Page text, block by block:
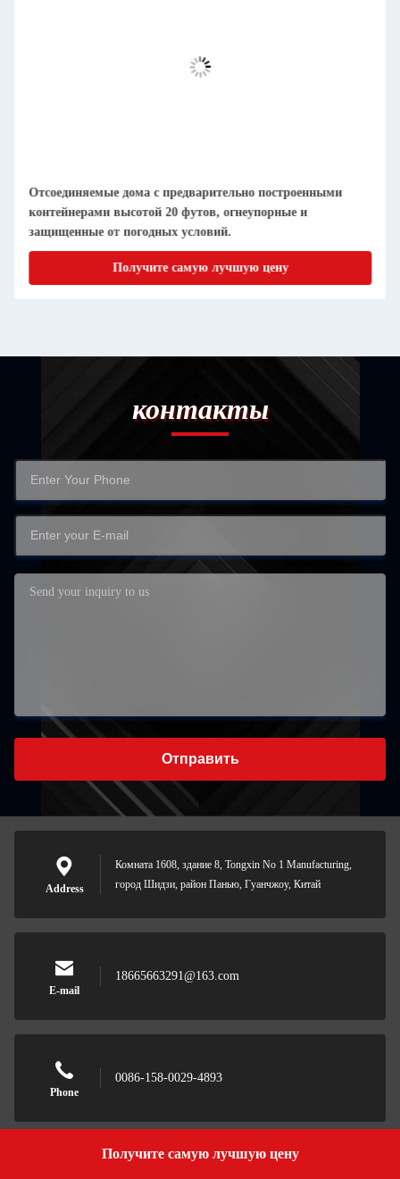
Получите самую лучшую цену
дома с предварительно построенными
20 футов, огнеупорные и
погодных условий.
Получите самую лучшую цену
Компактные,
очищаемые и
контакты
Отправить
Address
Комната 1608, здание 8, Tongxin No 1 Manufacturing,
город Шидзи, район Панью, Гуанчжоу, Китай
E-mail
18665663291@163.com
Phone
0086-158-0029-4893
Get a Quote